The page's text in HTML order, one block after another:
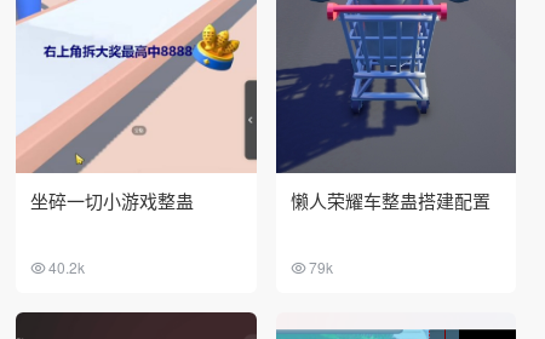
坐碎一切小游戏整蛊
40.2k
懒人荣耀车整蛊搭建配置
79k